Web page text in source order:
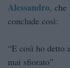
Alessandro, che
conclude così:
“E così ho detto
mai sfiorato”